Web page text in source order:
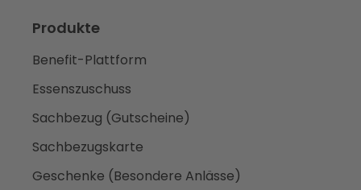
Produkte
Benefit-Plattform
Essenszuschuss
Sachbezug (Gutscheine)
Sachbezugskarte
Geschenke (Besondere Anlässe)